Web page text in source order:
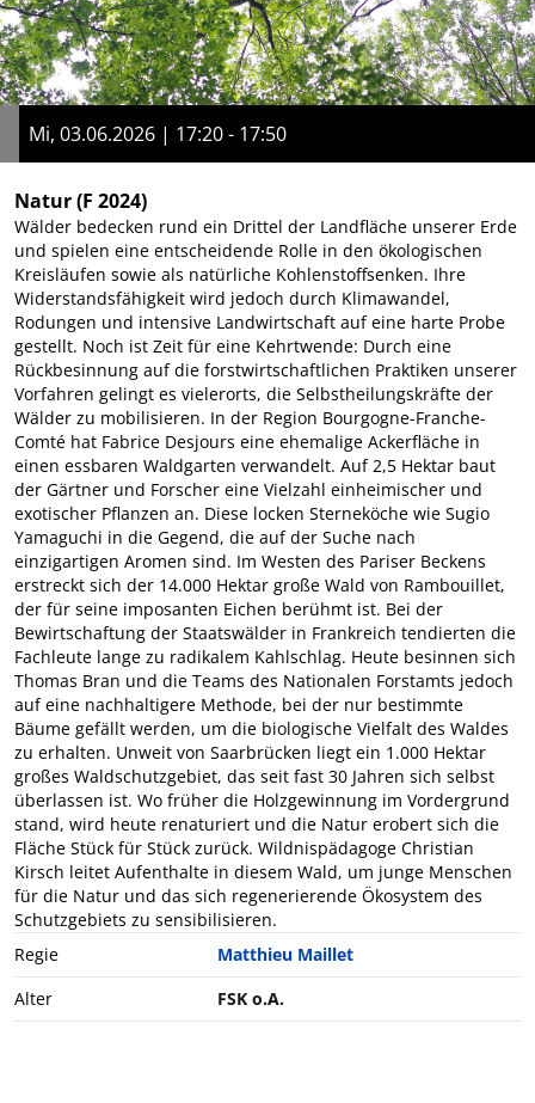
Mi, 03.06.2026 | 17:20 - 17:50
Natur(F 2024)
Wälder bedecken rund ein Drittel der Landfläche unserer Erde
und spielen eine entscheidende Rolle in den ökologischen
Kreisläufen sowie als natürliche Kohlenstoffsenken. Ihre
Widerstandsfähigkeit wird jedoch durch Klimawandel,
Rodungen und intensive Landwirtschaft auf eine harte Probe
gestellt. Noch ist Zeit für eine Kehrtwende: Durch eine
Rückbesinnung auf die forstwirtschaftlichen Praktiken unserer
Vorfahren gelingt es vielerorts, die Selbstheilungskräfte der
Wälder zu mobilisieren. In der Region Bourgogne-Franche-
Comté hat Fabrice Desjours eine ehemalige Ackerfläche in
einen essbaren Waldgarten verwandelt. Auf 2,5 Hektar baut
der Gärtner und Forscher eine Vielzahl einheimischer und
exotischer Pflanzen an. Diese locken Sterneköche wie Sugio
Yamaguchi in die Gegend, die auf der Suche nach
einzigartigen Aromen sind. Im Westen des Pariser Beckens
erstreckt sich der 14.000 Hektar große Wald von Rambouillet,
der für seine imposanten Eichen berühmt ist. Bei der
Bewirtschaftung der Staatswälder in Frankreich tendierten die
Fachleute lange zu radikalem Kahlschlag. Heute besinnen sich
Thomas Bran und die Teams des Nationalen Forstamts jedoch
auf eine nachhaltigere Methode, bei der nur bestimmte
Bäume gefällt werden, um die biologische Vielfalt des Waldes
zu erhalten. Unweit von Saarbrücken liegt ein 1.000 Hektar
großes Waldschutzgebiet, das seit fast 30 Jahren sich selbst
überlassen ist. Wo früher die Holzgewinnung im Vordergrund
stand, wird heute renaturiert und die Natur erobert sich die
Fläche Stück für Stück zurück. Wildnispädagoge Christian
Kirsch leitet Aufenthalte in diesem Wald, um junge Menschen
für die Natur und das sich regenerierende Ökosystem des
Schutzgebiets zu sensibilisieren.
Regie
Matthieu Maillet
Alter
FSK o.A.